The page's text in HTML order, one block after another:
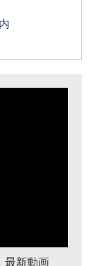
最新動画